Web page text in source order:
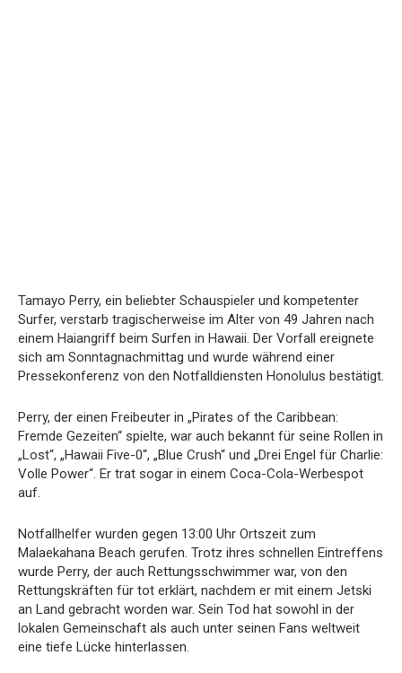
Tamayo Perry, ein beliebter Schauspieler und kompetenter
Surfer, verstarb tragischerweise im Alter von 49 Jahren nach
einem Haiangriff beim Surfen in Hawaii. Der Vorfall ereignete
sich am Sonntagnachmittag und wurde während einer
Pressekonferenz von den Notfalldiensten Honolulus bestätigt.
Perry, der einen Freibeuter in „Pirates of the Caribbean:
Fremde Gezeiten“ spielte, war auch bekannt für seine Rollen in
„Lost“, „Hawaii Five-0“, „Blue Crush“ und „Drei Engel für Charlie:
Volle Power“. Er trat sogar in einem Coca-Cola-Werbespot
auf.
Notfallhelfer wurden gegen 13:00 Uhr Ortszeit zum
Malaekahana Beach gerufen. Trotz ihres schnellen Eintreffens
wurde Perry, der auch Rettungsschwimmer war, von den
Rettungskräften für tot erklärt, nachdem er mit einem Jetski
an Land gebracht worden war. Sein Tod hat sowohl in der
lokalen Gemeinschaft als auch unter seinen Fans weltweit
eine tiefe Lücke hinterlassen.